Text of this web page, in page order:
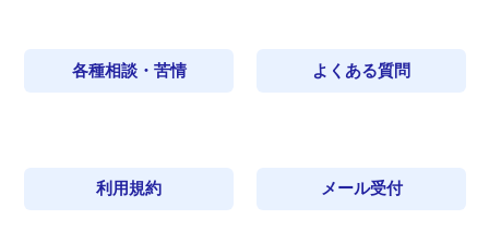
各種相談・苦情 よくある質問
利用規約 メール受付